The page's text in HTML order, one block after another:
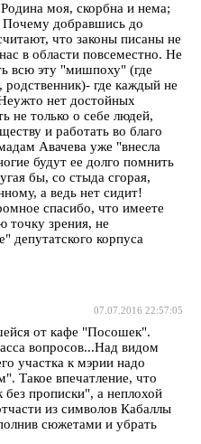
моя, скорбна и нема;
добравшись до
что законы писаны не
в области повсеместно. Не
всю эту "мишпоху" (где
где каждый не
нет достойных
не только о себе людей,
и работать во благо
Авачева уже "внесла
будут ее долго помнить
бы, со стыда сгорая,
а ведь нет сидит!
спасибо, что имеете
точку зрения, не
депутатского корпуса
07.07.2016 22:57:05
от кафе "Посошек".
вопросов...Над видом
участка к мэрии надо
Такое впечатление, что
прописки", а неплохой
из символов Кабаллы
сюжетами и убрать